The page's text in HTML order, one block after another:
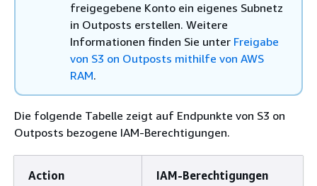
freigegebene Konto ein eigenes Subnetz
in Outposts erstellen. Weitere
Informationen finden Sie unter Freigabe
von S3 on Outposts mithilfe von AWS
RAM.
Die folgende Tabelle zeigt auf Endpunkte von S3 on
Outposts bezogene IAM-Berechtigungen.
Action IAM-Berechtigungen